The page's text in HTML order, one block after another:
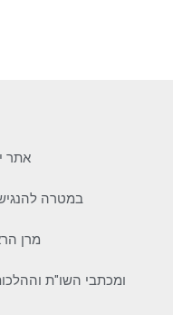
אתר
במטרה
מרן
ומכתבי השו"ת